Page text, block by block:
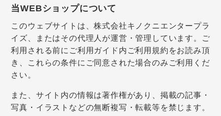
当WEBショップについて
このウェブサイトは、株式会社キノクニエンタープラ
イズ、またはその代理人が運営・管理しています。ご
利用される前にご利用ガイド内ご利用規約をお読み頂
き、これらの条件にご同意された場合のみご利用くだ
さい。
また、サイト内の情報は著作権があり、掲載の記事・
写真・イラストなどの無断複写・転載等を禁じます。